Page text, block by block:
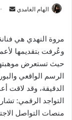
الهام الغامدي
أرسل
مروة النهدي هي
وعُرفت بتقديمها
حيث تستعرض
الرسم الواقعي
الدقيقة، وقد لاقت
التواجد الرقمي:
منصات التواصل